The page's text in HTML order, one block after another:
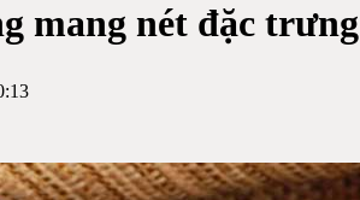
mang nét đặc trưng